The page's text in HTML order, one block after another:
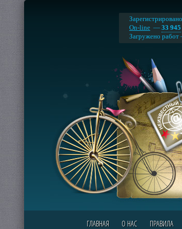
On-line — 33 945
Загружено
ГЛАВНАЯ О НАС ПРАВИЛА